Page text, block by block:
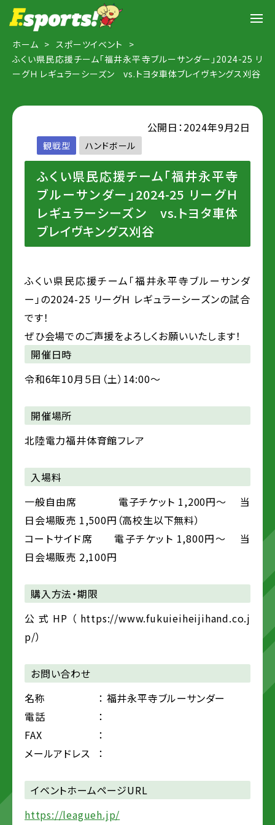
ホーム
スポーツイベント
ふくい県民応援チーム「福井永平寺ブルーサンダー」2024-25 リ
ーグＨ レギュラーシーズン vs.トヨタ車体ブレイヴキングス刈谷
公開日：2024年9月2日
観戦型 ハンドボール
ふくい県民応援チーム「福井永平寺
ブルーサンダー」2024-25 リーグＨ
レギュラーシーズン vs.トヨタ車体
ブレイヴキングス刈谷
ふくい県民応援チーム「福井永平寺ブルーサンダ
ー」の2024-25 リーグＨ レギュラーシーズンの試合
です！
ぜひ会場でのご声援をよろしくお願いいたします！
開催日時
令和6年10月５日（土）14:00～
開催場所
北陸電力福井体育館フレア
入場料
一般自由席 電子チケット 1,200円～ 当
日会場販売 1,500円（高校生以下無料）
コートサイド席 電子チケット 1,800円～ 当
日会場販売 2,100円
購入方法・期限
公式HP（https://www.fukuieiheijihand.co.j
p/）
お問い合わせ
名称
： 福井永平寺ブルーサンダー
電話
：
FAX
：
メールアドレス
：
イベントホームページURL
https://leagueh.jp/